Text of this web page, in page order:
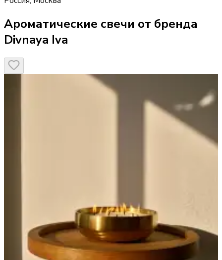
Ароматические свечи от бренда
Divnaya Iva